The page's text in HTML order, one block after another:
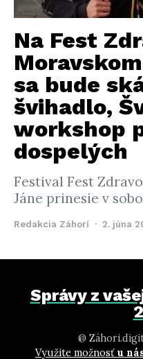
Na Fest
sa bude
švihadlo,
workshop
dospelých
Festival Fest
Jáne prinesie v
Redakcia Záhorí 2. júna
Správy z
@
Využite možnosť u